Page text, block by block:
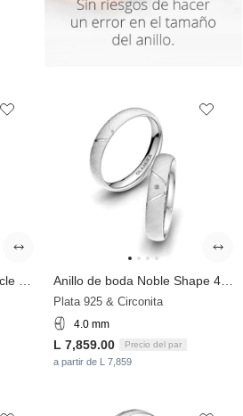
Plata 925 & Circonita
4.0 mm
L 7,859.00 Precio del par
a partir de L 7,859